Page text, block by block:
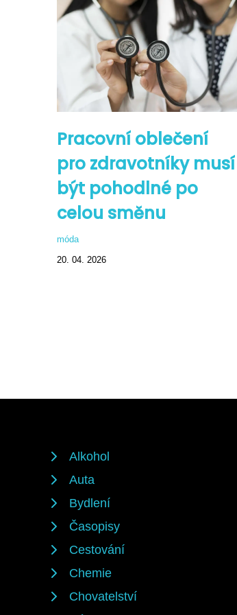
Pracovní oblečení
pro zdravotníky musí
být pohodlné po
celou směnu
móda
20. 04. 2026
Alkohol
Auta
Bydlení
Časopisy
Cestování
Chemie
Chovatelství